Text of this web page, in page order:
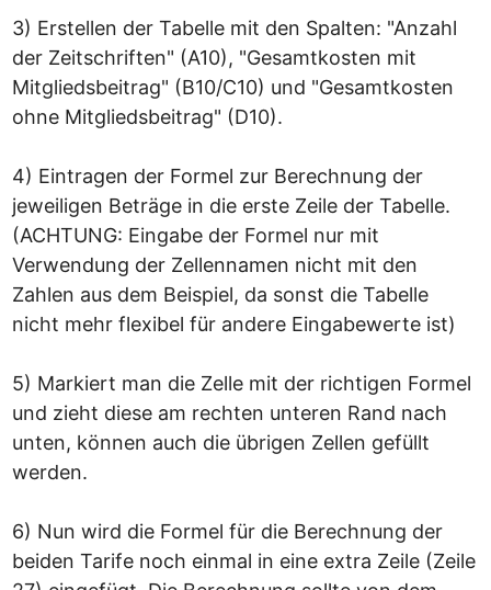
3) Erstellen der Tabelle mit den Spalten: "Anzahl
der Zeitschriften" (A10), "Gesamtkosten mit
Mitgliedsbeitrag" (B10/C10) und "Gesamtkosten
ohne Mitgliedsbeitrag" (D10).
4) Eintragen der Formel zur Berechnung der
jeweiligen Beträge in die erste Zeile der Tabelle.
(ACHTUNG: Eingabe der Formel nur mit
Verwendung der Zellennamen nicht mit den
Zahlen aus dem Beispiel, da sonst die Tabelle
nicht mehr flexibel für andere Eingabewerte ist)
5) Markiert man die Zelle mit der richtigen Formel
und zieht diese am rechten unteren Rand nach
unten, können auch die übrigen Zellen gefüllt
werden.
6) Nun wird die Formel für die Berechnung der
beiden Tarife noch einmal in eine extra Zeile (Zeile